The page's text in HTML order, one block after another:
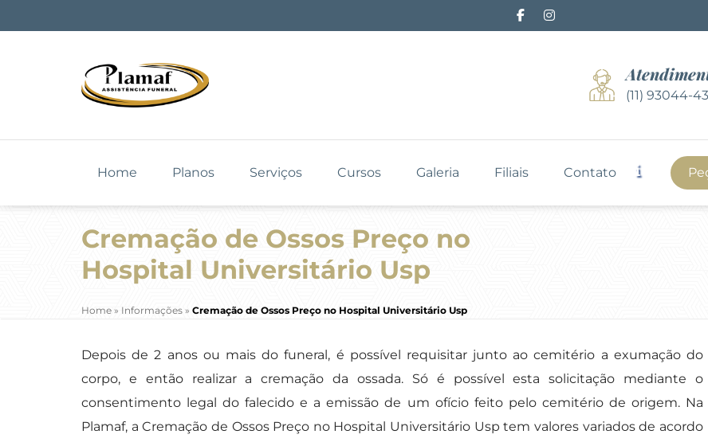
(11) 93044-
Home Planos Serviços Cursos Galeria Filiais Contato
Cremação de Ossos Preço no
Hospital Universitário Usp
Home » Informações » Cremação de Ossos Preço no Hospital Universitário Usp
Depois de 2 anos ou mais do funeral, é possível requisitar junto ao cemitério a exumação do
corpo, e então realizar a cremação da ossada. Só é possível esta solicitação mediante o
consentimento legal do falecido e a emissão de um ofício feito pelo cemitério de origem. Na
Plamaf, a Cremação de Ossos Preço no Hospital Universitário Usp tem valores variados de acordo